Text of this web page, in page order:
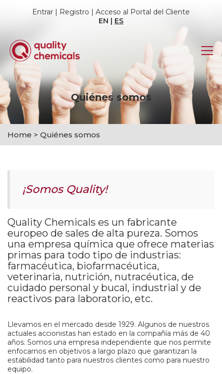
Entrar | Registro | Acceso al Portal del Cliente
EN | ES
Quiénes somos
Home > Quiénes somos
¡Somos Quality!
Quality Chemicals es un fabricante
europeo de sales de alta pureza. Somos
una empresa química que ofrece materias
primas para todo tipo de industrias:
farmacéutica, biofarmacéutica,
veterinaria, nutrición, nutracéutica, de
cuidado personal y bucal, industrial y de
reactivos para laboratorio, etc.
Llevamos en el mercado desde 1929. Algunos de nuestros
actuales accionistas han estado en la compañía más de 40
años. Somos una empresa independiente que nos permite
enfocarnos en objetivos a largo plazo que garantizan la
estabilidad tanto para nuestros clientes como para nuestro
equipo.